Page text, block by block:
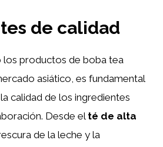
de calidad
los productos de boba tea
asiático, es fundamental
calidad de los ingredientes
Desde el té de alta
de la leche y la